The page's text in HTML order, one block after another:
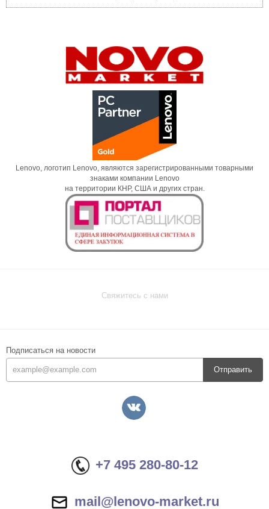
Lenovo, логотип Lenovo, являются зарегистрированными товарными
знаками компании Lenovo
на территории КНР, США и других стран.
Свяжитесь с нами
Подписаться на новости
Отправить
+7 495 280-80-12
mail@lenovo-market.ru